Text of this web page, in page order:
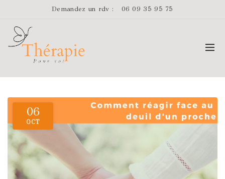
Demandez un rdv : 06 09 35 95 75
06
OCT